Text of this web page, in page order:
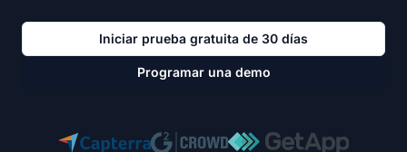
Iniciar prueba gratuita de 30 días
Programar una demo